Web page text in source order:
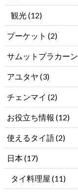
観光(12)
プーケット (2)
サムットプラカーン
アユタヤ (3)
チェンマイ (2)
お役立ち情報 (12)
使えるタイ語(2)
日本(17)
タイ料理屋 (11)